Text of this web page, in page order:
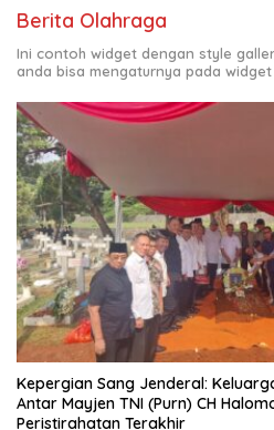
Berita Olahraga
Ini contoh widget dengan style
anda bisa mengaturnya pada
Kepergian Sang Jenderal:
Antar Mayjen TNI (Purn) CH
Peristirahatan Terakhir